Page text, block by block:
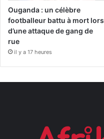
Ouganda : un célèbre
footballeur battu à mort lors
d’une attaque de gang de
rue
il y a 17 heures